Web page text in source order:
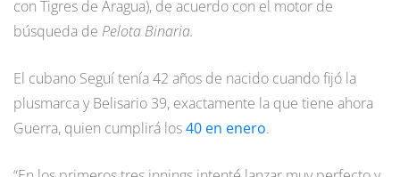
con Tigres de Aragua), de acuerdo con el motor de
búsqueda de Pelota Binaria.
El cubano Seguí tenía 42 años de nacido cuando fijó la
plusmarca y Belisario 39, exactamente la que tiene ahora
Guerra, quien cumplirá los40 en enero.